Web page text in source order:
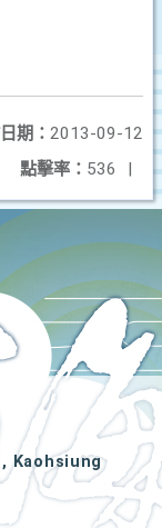
期： 2013-09-12
點擊率： 536 |
Kaohsiung